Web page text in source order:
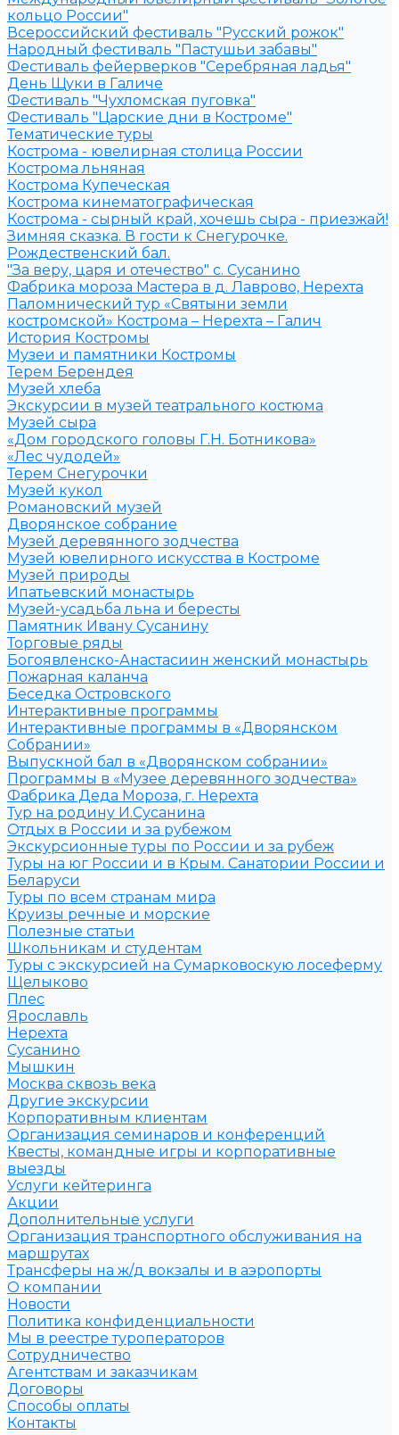
кольцо России"
Всероссийский фестиваль "Русский рожок"
Народный фестиваль "Пастушьи забавы"
Фестиваль фейерверков "Серебряная ладья"
День Щуки в Галиче
Фестиваль "Чухломская пуговка"
Фестиваль "Царские дни в Костроме"
Тематические туры
Кострома - ювелирная столица России
Кострома льняная
Кострома Купеческая
Кострома кинематографическая
Кострома - сырный край, хочешь сыра - приезжай!
Зимняя сказка. В гости к Снегурочке.
Рождественский бал.
"За веру, царя и отечество" с. Сусанино
Фабрика мороза Мастера в д. Лаврово, Нерехта
Паломнический тур «Святыни земли
костромской» Кострома – Нерехта – Галич
История Костромы
Музеи и памятники Костромы
Терем Берендея
Музей хлеба
Экскурсии в музей театрального костюма
Музей сыра
«Дом городского головы Г.Н. Ботникова»
«Лес чудодей»
Терем Снегурочки
Музей кукол
Романовский музей
Дворянское собрание
Музей деревянного зодчества
Музей ювелирного искусства в Костроме
Музей природы
Ипатьевский монастырь
Музей-усадьба льна и бересты
Памятник Ивану Сусанину
Торговые ряды
Богоявленско-Анастасиин женский монастырь
Пожарная каланча
Беседка Островского
Интерактивные программы
Интерактивные программы в «Дворянском
Собрании»
Выпускной бал в «Дворянском собрании»
Программы в «Музее деревянного зодчества»
Фабрика Деда Мороза, г. Нерехта
Тур на родину И.Сусанина
Отдых в России и за рубежом
Экскурсионные туры по России и за рубеж
Туры на юг России и в Крым. Санатории России и
Беларуси
Туры по всем странам мира
Круизы речные и морские
Полезные статьи
Школьникам и студентам
Туры с экскурсией на Сумарковоскую лосеферму
Щелыково
Плес
Ярославль
Нерехта
Сусанино
Мышкин
Москва сквозь века
Другие экскурсии
Корпоративным клиентам
Организация семинаров и конференций
Квесты, командные игры и корпоративные
выезды
Услуги кейтеринга
Акции
Дополнительные услуги
Организация транспортного обслуживания на
маршрутах
Трансферы на ж/д вокзалы и в аэропорты
О компании
Новости
Политика конфиденциальности
Мы в реестре туроператоров
Сотрудничество
Агентствам и заказчикам
Договоры
Способы оплаты
Контакты